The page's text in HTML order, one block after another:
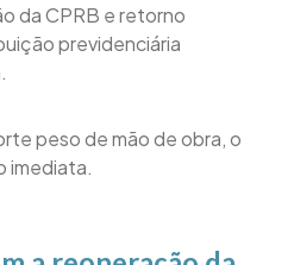
da CPRB e retorno
previdenciária
peso de mão de obra, o
imediata.